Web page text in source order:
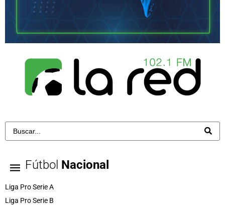
Fútbol Nacional
Liga Pro Serie A
Liga Pro Serie B